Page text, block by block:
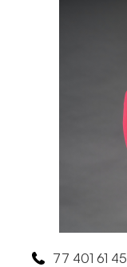
77 401 61 45